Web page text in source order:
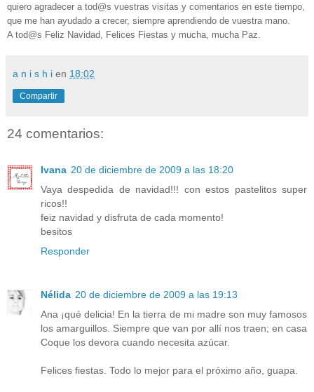
quiero agradecer a tod@s vuestras visitas y comentarios en este tiempo,
que me han ayudado a crecer, siempre aprendiendo de vuestra mano.
A tod@s Feliz Navidad, Felices Fiestas y mucha, mucha Paz
a n i s h i en 18:02
Compartir
24 comentarios:
Ivana 20 de diciembre de 2009 a las 18:20
Vaya despedida de navidad!!! con estos pastelitos super
ricos!!
feiz navidad y disfruta de cada momento!
besitos
Responder
Nélida 20 de diciembre de 2009 a las 19:13
Ana ¡qué delicia! En la tierra de mi madre son muy famosos
los amarguillos. Siempre que van por allí nos traen; en casa
Coque los devora cuando necesita azúcar.
Felices fiestas. Todo lo mejor para el próximo año, guapa.